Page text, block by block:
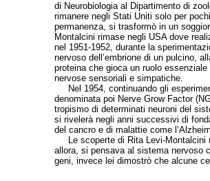
di Neurobiologia al Dipartimento di
rimanere negli Stati Uniti solo per
permanenza, si trasformò in un
Montalcini rimase negli USA dove
nel 1951-1952, durante la
nervoso dell’embrione di un pulcino,
proteina che gioca un ruolo
nervose sensoriali e simpatiche.
Nel 1954, continuando gli
denominata poi Nerve Grow Factor
tropismo di determinati neuroni del
si rivelerà negli anni successivi di
del cancro e di malattie come
Le scoperte di Rita Levi-Montalcini
allora, si pensava al sistema nervoso
geni, invece lei dimostrò che alcune